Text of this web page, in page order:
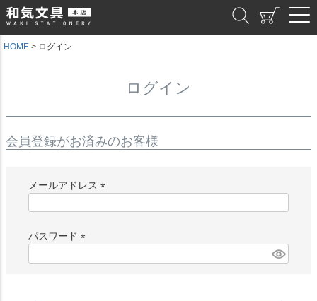
HOME ログイン
ログイン
会員登録がお済みのお客様
メールアドレス
)
パスワード